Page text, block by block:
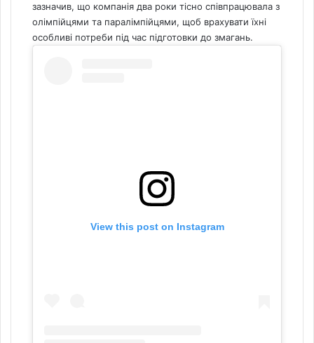
зазначив, що компанія два роки тісно співпрацювала з
олімпійцями та паралімпійцями, щоб врахувати їхні
особливі потреби під час підготовки до змагань.
View this post on Instagram